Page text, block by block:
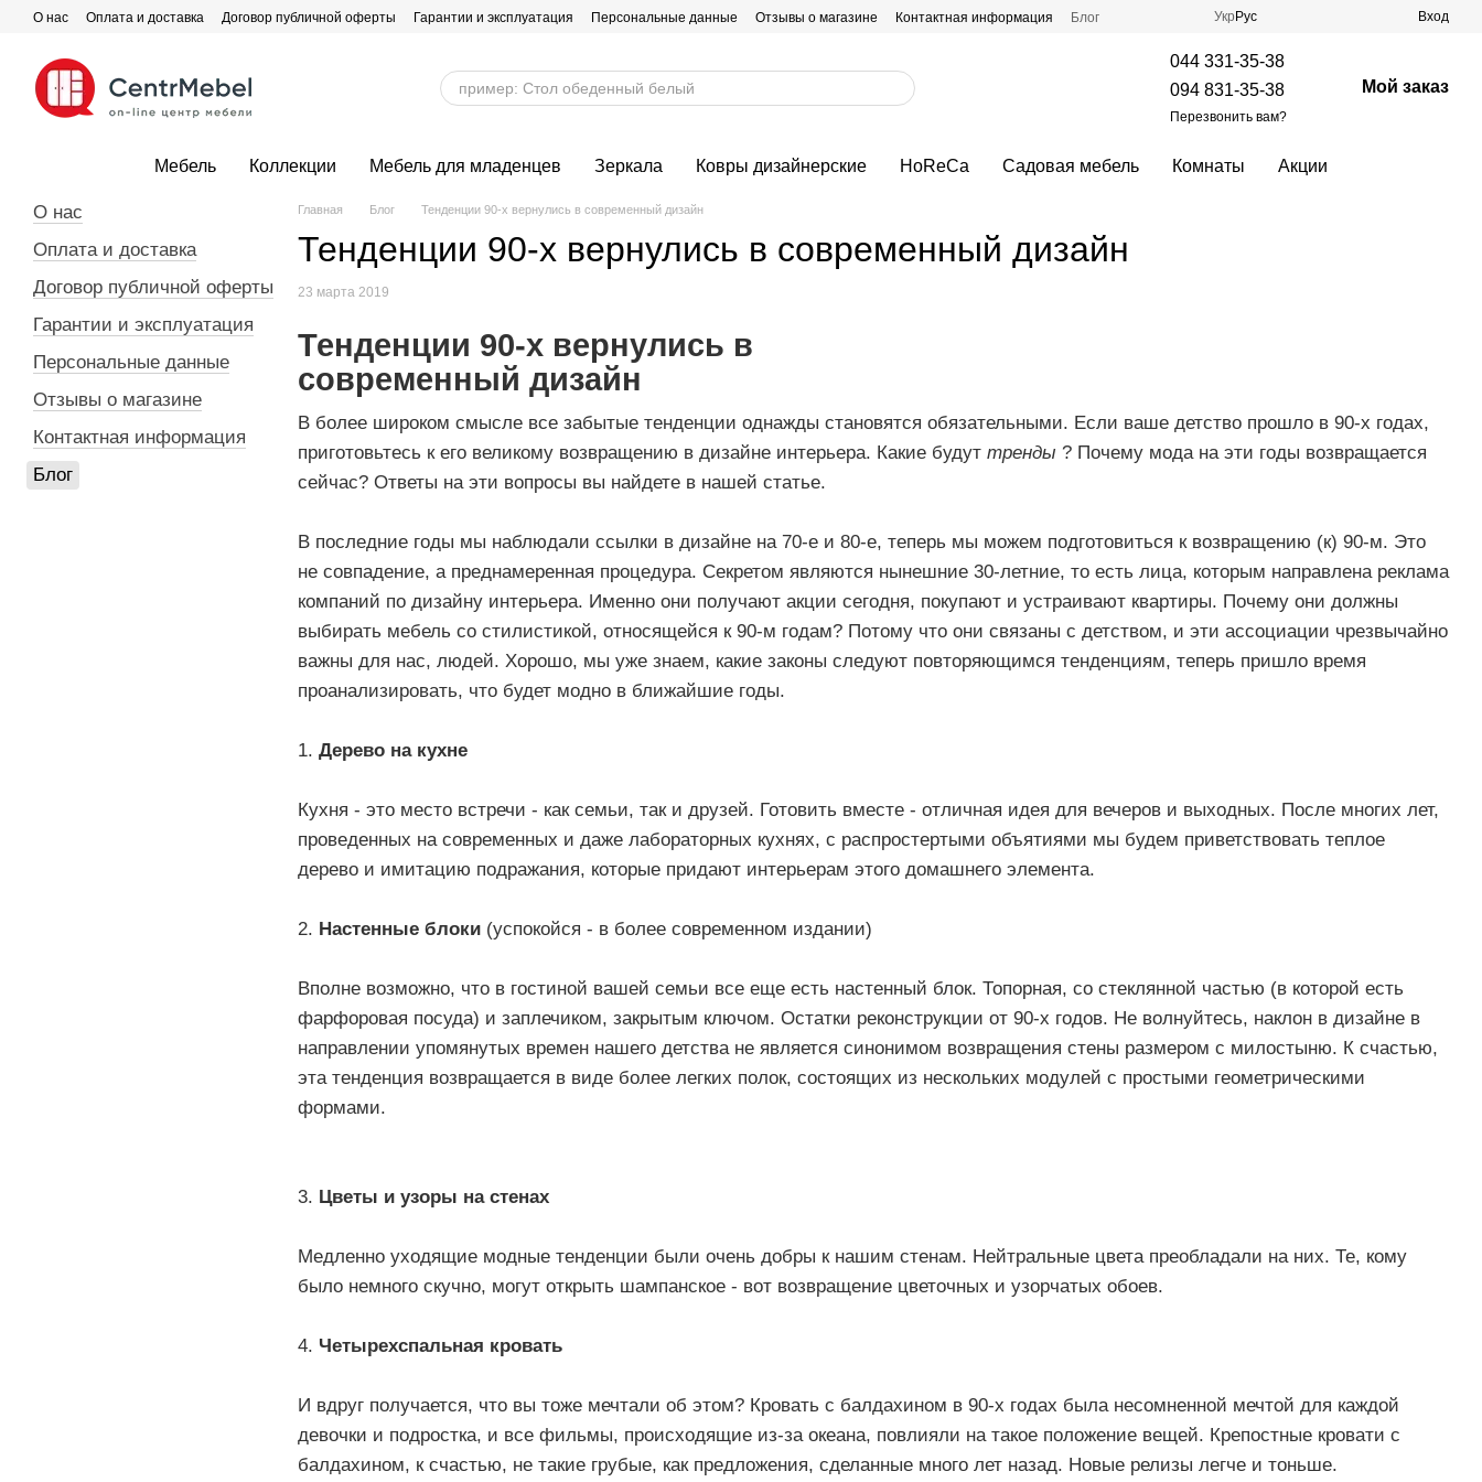
Перейти к основному контенту
О нас Оплата и доставка Договор публичной оферты Гарантии и эксплуатация Персональные данные Отзывы о магазине Контактная информация Блог Укр Рус Вход
044 331-35-38
094 831-35-38
Перезвонить вам?
Мой заказ
Мебель Коллекции Мебель для младенцев Зеркала Ковры дизайнерские HoReCa Садовая мебель Комнаты Акции
Главная Блог Тенденции 90-х вернулись в современный дизайн
Тенденции 90-х вернулись в современный дизайн
23 марта 2019
Тенденции 90-х вернулись в
современный дизайн
В более широком смысле все забытые тенденции однажды становятся обязательными. Если ваше детство прошло в 90-х годах,
приготовьтесь к его великому возвращению в дизайне интерьера. Какие будут тренды ? Почему мода на эти годы возвращается
сейчас? Ответы на эти вопросы вы найдете в нашей статье.
В последние годы мы наблюдали ссылки в дизайне на 70-е и 80-е, теперь мы можем подготовиться к возвращению (к) 90-м. Это
не совпадение, а преднамеренная процедура. Секретом являются нынешние 30-летние, то есть лица, которым направлена ​​реклама
компаний по дизайну интерьера. Именно они получают акции сегодня, покупают и устраивают квартиры. Почему они должны
выбирать мебель со стилистикой, относящейся к 90-м годам? Потому что они связаны с детством, и эти ассоциации чрезвычайно
важны для нас, людей. Хорошо, мы уже знаем, какие законы следуют повторяющимся тенденциям, теперь пришло время
проанализировать, что будет модно в ближайшие годы.
1. Дерево на кухне
Кухня - это место встречи - как семьи, так и друзей. Готовить вместе - отличная идея для вечеров и выходных. После многих лет,
проведенных на современных и даже лабораторных кухнях, с распростертыми объятиями мы будем приветствовать теплое
дерево и имитацию подражания, которые придают интерьерам этого домашнего элемента.
2. Настенные блоки (успокойся - в более современном издании)
Вполне возможно, что в гостиной вашей семьи все еще есть настенный блок. Топорная, со стеклянной частью (в которой есть
фарфоровая посуда) и заплечиком, закрытым ключом. Остатки реконструкции от 90-х годов. Не волнуйтесь, наклон в дизайне в
направлении упомянутых времен нашего детства не является синонимом возвращения стены размером с милостыню. К счастью,
эта тенденция возвращается в виде более легких полок, состоящих из нескольких модулей с простыми геометрическими
формами.
3. Цветы и узоры на стенах
Медленно уходящие модные тенденции были очень добры к нашим стенам. Нейтральные цвета преобладали на них. Те, кому
было немного скучно, могут открыть шампанское - вот возвращение цветочных и узорчатых обоев.
4. Четырехспальная кровать
И вдруг получается, что вы тоже мечтали об этом? Кровать с балдахином в 90-х годах была несомненной мечтой для каждой
девочки и подростка, и все фильмы, происходящие из-за океана, повлияли на такое положение вещей. Крепостные кровати с
балдахином, к счастью, не такие грубые, как предложения, сделанные много лет назад. Новые релизы легче и тоньше.
О нас
Оплата и доставка
Договор публичной оферты
Гарантии и эксплуатация
Персональные данные
Отзывы о магазине
Контактная информация
Блог